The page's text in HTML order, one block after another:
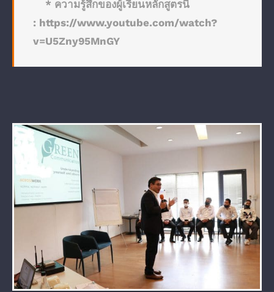
* ความรู้สึกของผู้เรียนหลักสูตรนี้
: https://www.youtube.com/watch?
v=U5Zny95MnGY